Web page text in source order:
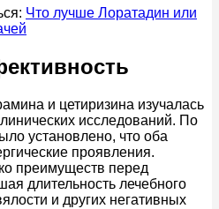
Что лучше Лоратадин или
и цетиризина изучалась
исследований. По
установлено, что оба
проявления.
преимуществ перед
длительность лечебного
и других негативных